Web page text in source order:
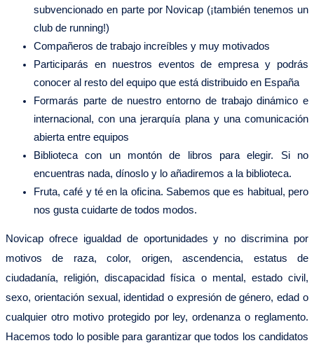
subvencionado en parte por Novicap (¡también tenemos un
club de running!)
Compañeros de trabajo increíbles y muy motivados
Participarás en nuestros eventos de empresa y podrás
conocer al resto del equipo que está distribuido en España
Formarás parte de nuestro entorno de trabajo dinámico e
internacional, con una jerarquía plana y una comunicación
abierta entre equipos
Biblioteca con un montón de libros para elegir. Si no
encuentras nada, dínoslo y lo añadiremos a la biblioteca.
Fruta, café y té en la oficina. Sabemos que es habitual, pero
nos gusta cuidarte de todos modos.
Novicap ofrece igualdad de oportunidades y no discrimina por
motivos de raza, color, origen, ascendencia, estatus de
ciudadanía, religión, discapacidad física o mental, estado civil,
sexo, orientación sexual, identidad o expresión de género, edad o
cualquier otro motivo protegido por ley, ordenanza o reglamento.
Hacemos todo lo posible para garantizar que todos los candidatos